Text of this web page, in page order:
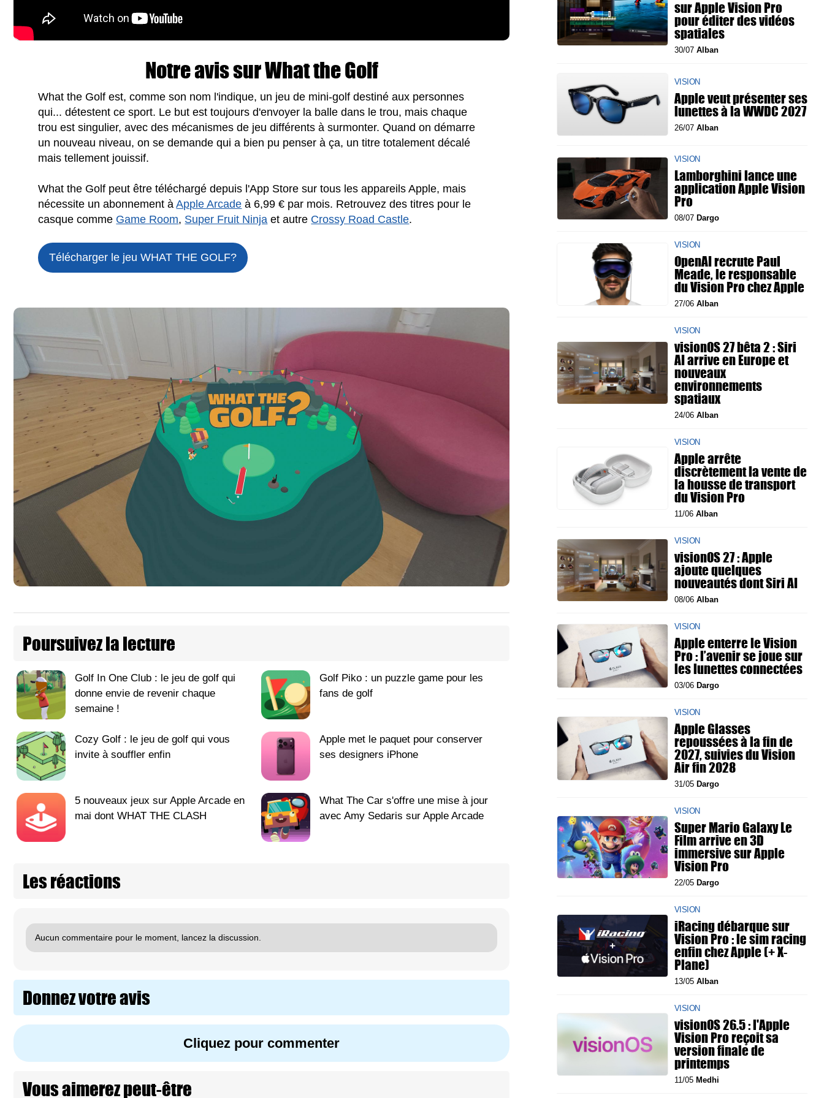
Notre avis sur What the Golf
What the Golf est, comme son nom l'indique, un jeu de mini-golf destiné aux personnes
qui... détestent ce sport. Le but est toujours d'envoyer la balle dans le trou, mais chaque
trou est singulier, avec des mécanismes de jeu différents à surmonter. Quand on démarre
un nouveau niveau, on se demande qui a bien pu penser à ça, un titre totalement décalé
mais tellement jouissif.
What the Golf peut être téléchargé depuis l'App Store sur tous les appareils Apple, mais
nécessite un abonnement àApple Arcade à 6,99 € par mois. Retrouvez des titres pour le
casque comme Game Room, Super Fruit Ninja et autre Crossy Road Castle.
Télécharger le jeuWHAT THE GOLF?
Poursuivez la lecture
Golf In One Club : le jeu de golf qui
donne envie de revenir chaque
semaine !
Golf Piko : un puzzle game pour les
fans de golf
Cozy Golf : le jeu de golf qui vous
invite à souffler enfin
Apple met le paquet pour conserver
ses designers iPhone
5 nouveaux jeux sur Apple Arcade en
mai dont WHAT THE CLASH
What The Car s'offre une mise à jour
avec Amy Sedaris sur Apple Arcade
Les réactions
Aucun commentaire pour le moment, lancez la discussion.
Donnez votre avis
Cliquez pour commenter
Vous aimerez peut-être
sur Apple Vision Pro
pour éditer des vidéos
spatiales
30/07 Alban
VISION
Apple veut présenter ses
lunettes à la WWDC 2027
26/07 Alban
VISION
Lamborghini lance une
application Apple Vision
Pro
08/07 Dargo
VISION
OpenAI recrute Paul
Meade, le responsable
du Vision Pro chez Apple
27/06 Alban
VISION
visionOS 27 bêta 2 : Siri
AI arrive en Europe et
nouveaux
environnements
spatiaux
24/06 Alban
VISION
Apple arrête
discrètement la vente de
la housse de transport
du Vision Pro
11/06 Alban
VISION
visionOS 27 : Apple
ajoute quelques
nouveautés dont Siri AI
08/06 Alban
VISION
Apple enterre le Vision
Pro : l’avenir se joue sur
les lunettes connectées
03/06 Dargo
VISION
Apple Glasses
repoussées à la fin de
2027, suivies du Vision
Air fin 2028
31/05 Dargo
VISION
Super Mario Galaxy Le
Film arrive en 3D
immersive sur Apple
Vision Pro
22/05 Dargo
VISION
iRacing débarque sur
Vision Pro : le sim racing
enfin chez Apple (+ X-
Plane)
13/05 Alban
VISION
visionOS 26.5 : l'Apple
Vision Pro reçoit sa
version finale de
printemps
11/05 Medhi